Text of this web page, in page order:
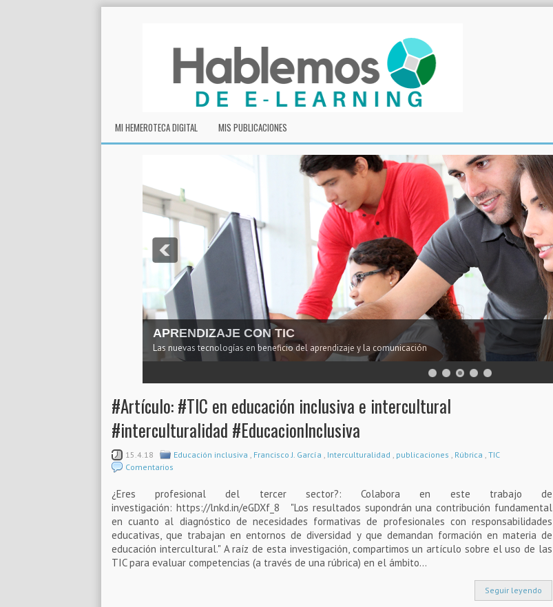
MI HEMEROTECA DIGITAL MIS PUBLICACIONES
APRENDER CON DISPOSITIVOS MÓVILES
La ventaja de aprender en cualquier lugar y en cualquier momento.
#Artículo: #TIC en educación inclusiva e intercultural
#interculturalidad #EducacionInclusiva
15.4.18 Educación inclusiva , Francisco J. García , Interculturalidad , publicaciones , Rúbrica , TIC
Comentarios
¿Eres profesional del tercer sector?: Colabora en este trabajo de
investigación: https://lnkd.in/eGDXf_8 "Los resultados supondrán una contribución fundamental
en cuanto al diagnóstico de necesidades formativas de profesionales con responsabilidades
educativas, que trabajan en entornos de diversidad y que demandan formación en materia de
educación intercultural." A raíz de esta investigación, compartimos un artículo sobre el uso de las
TIC para evaluar competencias (a través de una rúbrica) en el ámbito...
Seguir leyendo